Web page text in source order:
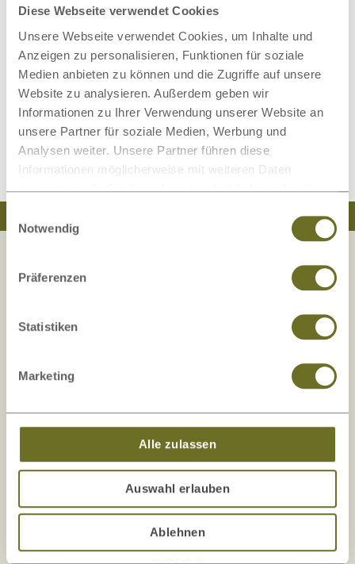
Diese Webseite verwendet Cookies
Unsere Webseite verwendet Cookies, um Inhalte und
Anzeigen zu personalisieren, Funktionen für soziale
Medien anbieten zu können und die Zugriffe auf unsere
Website zu analysieren. Außerdem geben wir
Informationen zu Ihrer Verwendung unserer Website an
unsere Partner für soziale Medien, Werbung und
Analysen weiter. Unsere Partner führen diese
Informationen möglicherweise mit weiteren Daten
zusammen, die Sie ihnen bereitgestellt haben oder die
haben.
Notwendig
Präferenzen
Statistiken
Marketing
Alle zulassen
Auswahl erlauben
Ablehnen
Unterschied: Buche, Kernbuche
und Rotbuche
Weiterlesen
Natürlich wohnen
Die Zufriedenheit unserer Kunden, Sicherheit
Unser Onlineshop wurde mehrfach auf
Kundenorientierung und Sicherheit geprüft und
zertifiziert.